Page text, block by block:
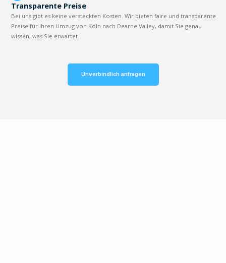
Transparente Preise
Bei uns gibt es keine versteckten Kosten. Wir bieten faire und transparente
Preise für Ihren Umzug von Köln nach Dearne Valley, damit Sie genau
wissen, was Sie erwartet.
Unverbindlich anfragen